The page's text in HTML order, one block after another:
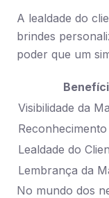
A lealdade do
brindes
poder que um
Visibilidade da
Lealdade do
Lembrança da
No mundo dos